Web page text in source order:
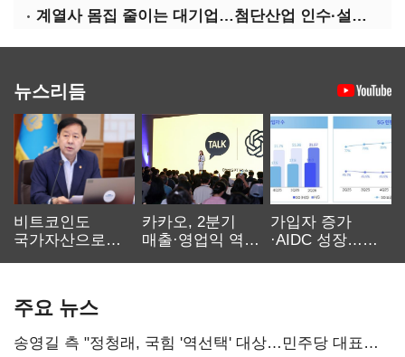
계열사 몸집 줄이는 대기업…첨단산업 인수·설립에 '분주'
뉴스리듬
비트코인도
국가자산으로…'
카카오, 2분기
매출·영업익 역대
가입자 증가
·AIDC 성장…
주요 뉴스
송영길 측 "정청래, 국힘 '역선택' 대상…민주당 대표로